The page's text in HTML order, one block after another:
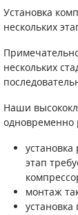
Установка
нескольких
нескольких
Наши
этап
монтаж
РЕЛЕ
ДАТЧИКИ
РУКАВА
ЗАПЧАСТИ
СМЕННЫЕ
ФИЛЬТРОВ